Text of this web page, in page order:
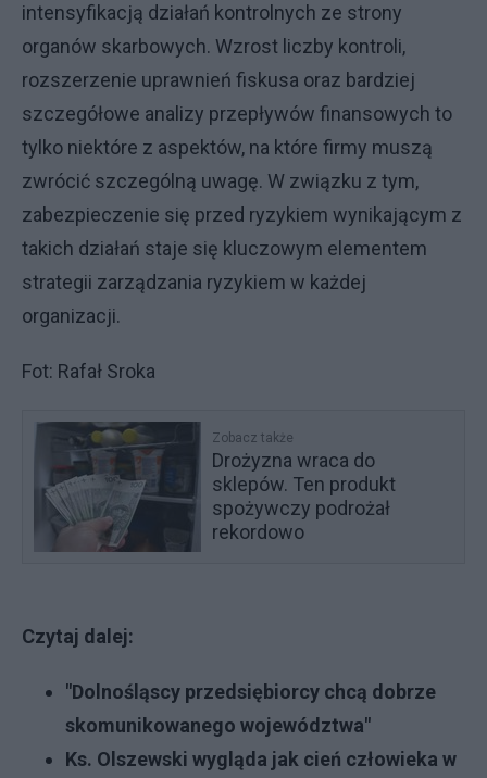
intensyfikacją działań kontrolnych ze strony
organów skarbowych. Wzrost liczby kontroli,
rozszerzenie uprawnień fiskusa oraz bardziej
szczegółowe analizy przepływów finansowych to
tylko niektóre z aspektów, na które firmy muszą
zwrócić szczególną uwagę. W związku z tym,
zabezpieczenie się przed ryzykiem wynikającym z
takich działań staje się kluczowym elementem
strategii zarządzania ryzykiem w każdej
organizacji.
Fot: Rafał Sroka
Zobacz także
Drożyzna wraca do
sklepów. Ten produkt
spożywczy podrożał
rekordowo
Czytaj dalej:
"Dolnośląscy przedsiębiorcy chcą dobrze
skomunikowanego województwa"
Ks. Olszewski wygląda jak cień człowieka w